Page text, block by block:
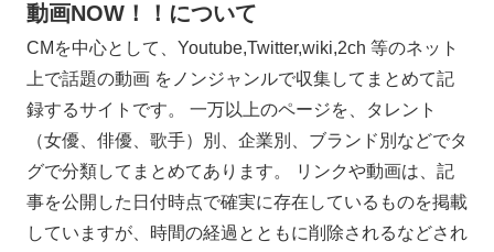
動画NOW！！について
CMを中心として、Youtube,Twitter,wiki,2ch 等のネット
上で話題の動画 をノンジャンルで収集してまとめて記
録するサイトです。 一万以上のページを、タレント
（女優、俳優、歌手）別、企業別、ブランド別などでタ
グで分類してまとめてあります。 リンクや動画は、記
事を公開した日付時点で確実に存在しているものを掲載
していますが、時間の経過とともに削除されるなどされ